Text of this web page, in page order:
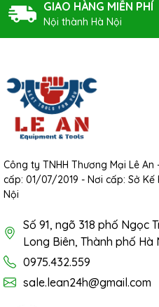
GIAO HÀNG MIỄN PHÍ
Nội thành Hà Nội
Công ty TNHH Thương Mại Lê
cấp: 01/07/2019 - Nơi cấp: Sở
Nội
Số 91, ngõ 318 phố Ngọc
Long Biên, Thành phố Hà
0975.432.559
sale.lean24h@gmail.com